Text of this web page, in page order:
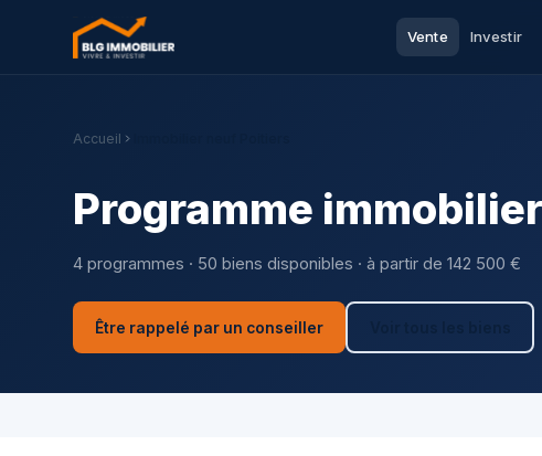
Vente Investir
Accueil
Programme
4 programmes · 50 biens disponibles · à partir de 142 500 €
Être rappelé par un conseiller